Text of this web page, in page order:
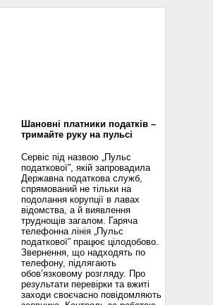
Шановні платники податків –
тримайте руку на пульсі
Сервіс під назвою „Пульс
податкової”, якій запровадила
Державна податкова служб,
спрямований не тільки на
подолання корупції в лавах
відомства, а й виявлення
труднощів загалом. Гаряча
телефонна лінія „Пульс
податкової” працює цілодобово.
Звернення, що надходять по
телефону, підлягають
обов’язковому розгляду. Про
результати перевірки та вжиті
заходи своєчасно повідомляють